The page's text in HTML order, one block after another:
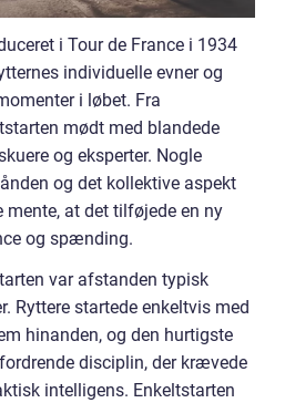
i Tour de France i 1934
individuelle evner og
i løbet. Fra
mødt med blandede
og eksperter. Nogle
og det kollektive aspekt
mente, at det tilføjede en ny
og spænding.
var afstanden typisk
Ryttere startede enkeltvis med
hinanden, og den hurtigste
disciplin, der krævede
intelligens. Enkeltstarten